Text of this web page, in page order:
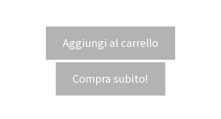
Aggiungi al carrello
Compra subito!